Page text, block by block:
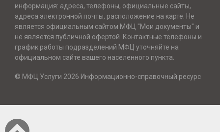
информация: адреса, телефоны, официальные сайты,
адреса электронной почты, расположение на карте. Не
является официальным сайтом МФЦ "Мои документы" и
не является публичной офертой. Контактные телефоны и
график работы подразделений МФЦ уточняйте на
официальном сайте вашего населенного пункта.
© МФЦ Услуги 2026 Информационно-справочный ресурс